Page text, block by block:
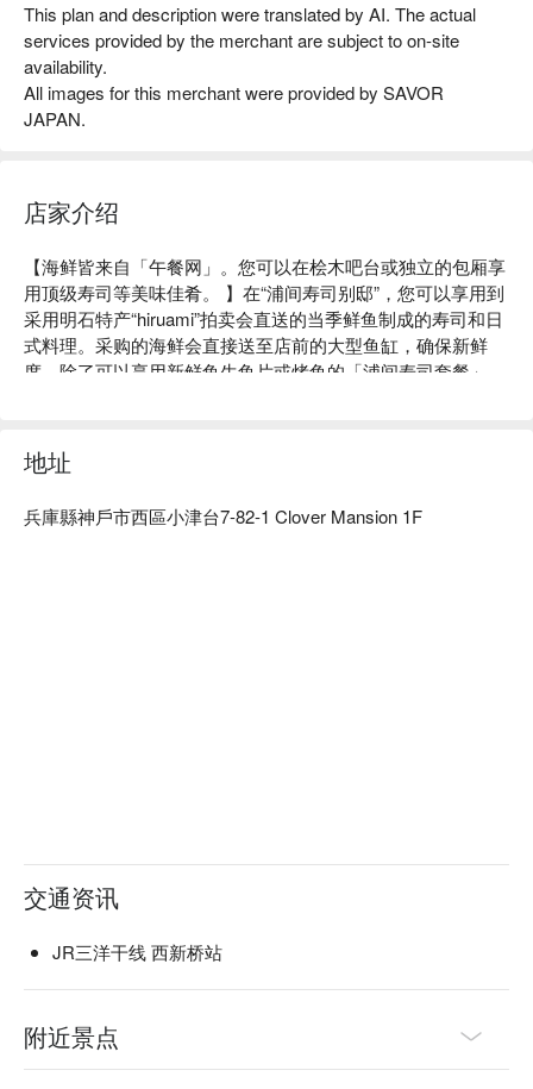
This plan and description were translated by AI. The actual
services provided by the merchant are subject to on-site
availability.
All images for this merchant were provided by SAVOR
JAPAN.
店家介绍
【海鲜皆来自「午餐网」。您可以在桧木吧台或独立的包厢享
用顶级寿司等美味佳肴。 】在“浦间寿司别邸”，您可以享用到
采用明石特产“hiruami”拍卖会直送的当季鲜鱼制成的寿司和日
式料理。采购的海鲜会直接送至店前的大型鱼缸，确保新鲜
度。除了可以享用新鲜鱼生鱼片或烤鱼的「浦间寿司套餐」
包厢最多可容纳6人，因此餐厅最多可容纳12人。您可以根据
约会、商务洽谈、周年纪念、生日、家庭聚会等各种场合，准
质食材，即使是最挑剔的美食家也会为之倾倒。
地址
兵庫縣神戶市西區小津台7-82-1 Clover Mansion 1F
交通资讯
JR三洋干线 西新桥站
附近景点